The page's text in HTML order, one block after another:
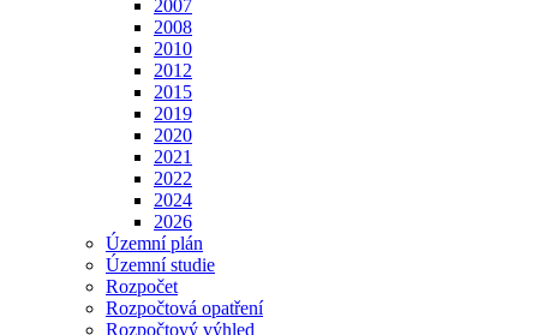
2007
2008
2010
2012
2015
2019
2020
2021
2022
2024
2026
Územní plán
Územní studie
Rozpočet
Rozpočtová opatření
Rozpočtový výhled